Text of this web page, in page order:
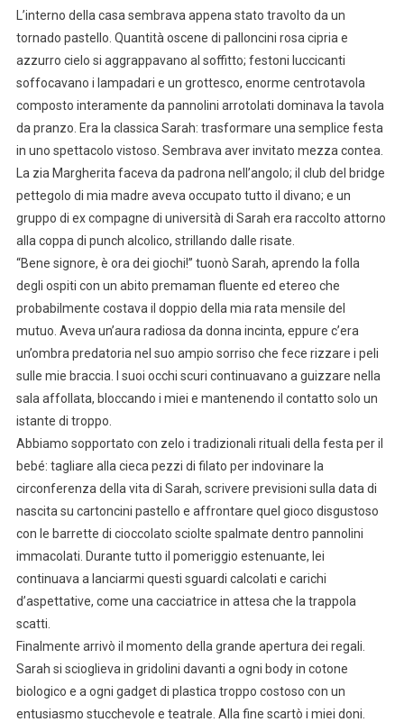
L’interno della casa sembrava appena stato travolto da un
tornado pastello. Quantità oscene di palloncini rosa cipria e
azzurro cielo si aggrappavano al soffitto; festoni luccicanti
soffocavano i lampadari e un grottesco, enorme centrotavola
composto interamente da pannolini arrotolati dominava la tavola
da pranzo. Era la classica Sarah: trasformare una semplice festa
in uno spettacolo vistoso. Sembrava aver invitato mezza contea.
La zia Margherita faceva da padrona nell’angolo; il club del bridge
pettegolo di mia madre aveva occupato tutto il divano; e un
gruppo di ex compagne di università di Sarah era raccolto attorno
alla coppa di punch alcolico, strillando dalle risate.
“Bene signore, è ora dei giochi!” tuonò Sarah, aprendo la folla
degli ospiti con un abito premaman fluente ed etereo che
probabilmente costava il doppio della mia rata mensile del
mutuo. Aveva un’aura radiosa da donna incinta, eppure c’era
un’ombra predatoria nel suo ampio sorriso che fece rizzare i peli
sulle mie braccia. I suoi occhi scuri continuavano a guizzare nella
sala affollata, bloccando i miei e mantenendo il contatto solo un
istante di troppo.
Abbiamo sopportato con zelo i tradizionali rituali della festa per il
bebé: tagliare alla cieca pezzi di filato per indovinare la
circonferenza della vita di Sarah, scrivere previsioni sulla data di
nascita su cartoncini pastello e affrontare quel gioco disgustoso
con le barrette di cioccolato sciolte spalmate dentro pannolini
immacolati. Durante tutto il pomeriggio estenuante, lei
continuava a lanciarmi questi sguardi calcolati e carichi
d’aspettative, come una cacciatrice in attesa che la trappola
scatti.
Finalmente arrivò il momento della grande apertura dei regali.
Sarah si scioglieva in gridolini davanti a ogni body in cotone
biologico e a ogni gadget di plastica troppo costoso con un
entusiasmo stucchevole e teatrale. Alla fine scartò i miei doni.